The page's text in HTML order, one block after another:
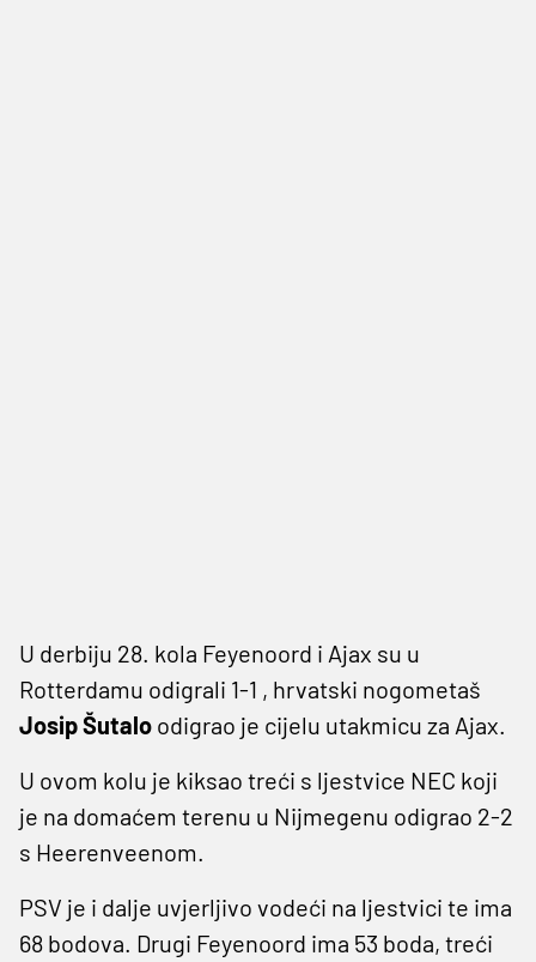
U derbiju 28. kola Feyenoord i Ajax su u
Rotterdamu odigrali 1-1 , hrvatski nogometaš
Josip Šutalo odigrao je cijelu utakmicu za Ajax.
U ovom kolu je kiksao treći s ljestvice NEC koji
je na domaćem terenu u Nijmegenu odigrao 2-2
s Heerenveenom.
PSV je i dalje uvjerljivo vodeći na ljestvici te ima
68 bodova. Drugi Feyenoord ima 53 boda, treći